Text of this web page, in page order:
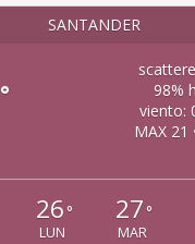
SANTANDER
°
98%
viento:
MAX 21
26 °
LUN
27 °
MAR